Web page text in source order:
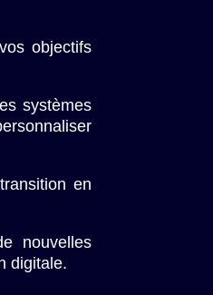
objectifs
systèmes
en
nouvelles
digitale.